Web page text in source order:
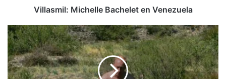
Villasmil: Michelle Bachelet en Venezuela
Putin
en
horas
bajas